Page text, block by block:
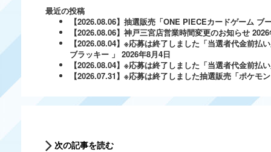
最近の投稿
【2026.08.06】抽選販売「ONE PIECEカードゲーム ブ
【2026.08.06】神戸三宮店営業時間変更のお知らせ
【2026.08.04】※応募は終了しました「当選者代金前
ブラッキー 」 2026年8月4日
【2026.08.04】※応募は終了しました「当選者代金前
【2026.07.31】※応募は終了しました抽選販売「ポケ
次の記事を読む